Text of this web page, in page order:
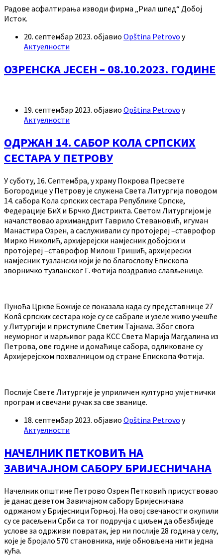
Радове асфалтирања изводи фирма „Риал шпед“ Добој
Исток.
20. септембар 2023. објавио Opština Petrovo у
Актуелности
ОЗРЕНСКА ЈЕСЕН – 08.10.2023. ГОДИНЕ
19. септембар 2023. објавио Opština Petrovo у
Актуелности
ОДРЖАН 14. САБОР КОЛА СРПСКИХ
СЕСТАРА У ПЕТРОВУ
У суботу, 16. Септембра, у храму Покрова Пресвете
Богородице у Петрову је служена Света Литургија поводом
14. сабора Кола српских сестара Републике Српске,
Федерације БиХ и Брчко Дистрикта. Светом Литургијом је
началствовао архимандрит Гаврило Стевановић, игуман
Манастира Озрен, а саслуживали су протојереј –ставрофор
Мирко Николић, архијерејски намјесник добојски и
протојереј –ставрофор Милош Тришић, архијерески
намјесник тузлански који је по благослову Епископа
зворничко тузланског Г. Фотија поздравио слављенице.
Пуноћа Цркве Божије се показала када су представнице 27
Колâ српских сестара које су се сабрале и узеле живо учешће
у Литургији и приступиле Светим Тајнама. Због свога
неуморног и марљивог рада КСС Света Марија Магдалина из
Петрова, ове године и домаћице сабора, одликоване су
Архијерејском похвалницом од стране Епископа Фотија.
Послије Свете Литургије је уприличен културно умјетнички
програм и свечани ручак за све званице.
18. септембар 2023. објавио Opština Petrovo у
Актуелности
НАЧЕЛНИК ПЕТКОВИЋ НА
ЗАВИЧАЈНОМ САБОРУ БРИЈЕСНИЧАНА
Начелник општине Петрово Озрен Петковић присуствовао
је данас деветом Завичајном сабору Бријесничана
одржаном у Бријесници Горњој. На овој свечаности окупили
су се расељени Срби са тог подручја с циљем да обезбиједе
услове за одрживи повратак, јер ни послије 28 година у селу,
које је бројало 570 становника, није обновљена нити једна
кућа.